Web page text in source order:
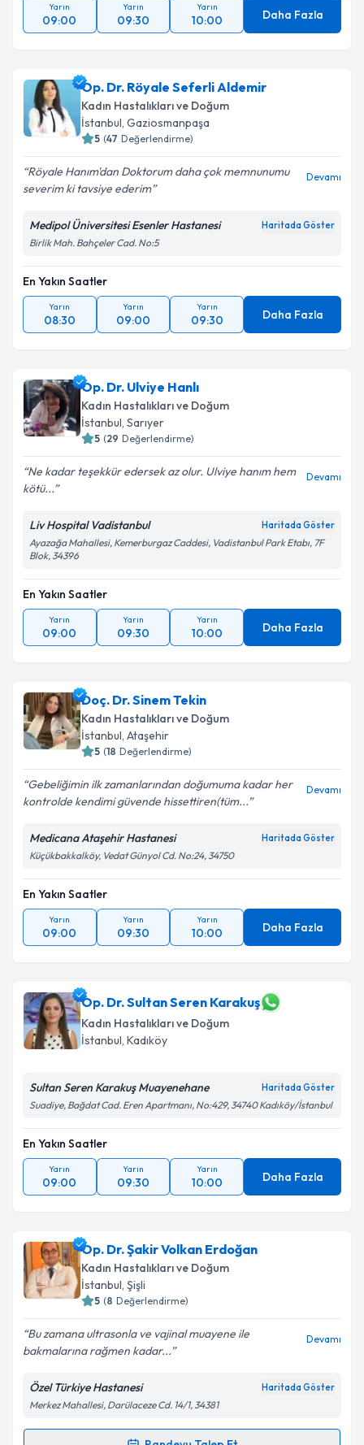
Yarın
09:00
Yarın
09:30
Yarın
10:00 Daha Fazla
Op. Dr. Röyale Seferli Aldemir
Kadın Hastalıkları ve Doğum
İstanbul, Gaziosmanpaşa
5 (47 Değerlendirme)
Röyale Hanım'dan Doktorum daha çok memnunumu
severim ki tavsiye ederim
Devamı
Medipol Üniversitesi Esenler Hastanesi Haritada Göster
Birlik Mah. Bahçeler Cad. No:5
En Yakın Saatler
Yarın
08:30
Yarın
09:00
Yarın
09:30 Daha Fazla
Op. Dr. Ulviye Hanlı
Kadın Hastalıkları ve Doğum
İstanbul, Sarıyer
5 (29 Değerlendirme)
Ne kadar teşekkür edersek az olur. Ulviye hanım hem
kötü...
Devamı
Liv Hospital Vadistanbul Haritada Göster
Ayazağa Mahallesi, Kemerburgaz Caddesi, Vadistanbul Park Etabı, 7F
Blok, 34396
En Yakın Saatler
Yarın
09:00
Yarın
09:30
Yarın
10:00 Daha Fazla
Doç. Dr. Sinem Tekin
Kadın Hastalıkları ve Doğum
İstanbul, Ataşehir
5 (18 Değerlendirme)
Gebeliğimin ilk zamanlarından doğumuma kadar her
kontrolde kendimi güvende hissettiren(tüm...
Devamı
Medicana Ataşehir Hastanesi Haritada Göster
Küçükbakkalköy, Vedat Günyol Cd. No:24, 34750
En Yakın Saatler
Yarın
09:00
Yarın
09:30
Yarın
10:00 Daha Fazla
Op. Dr. Sultan Seren Karakuş
Kadın Hastalıkları ve Doğum
İstanbul, Kadıköy
Sultan Seren Karakuş Muayenehane Haritada Göster
Suadiye, Bağdat Cad. Eren Apartmanı, No:429, 34740 Kadıköy/İstanbul
En Yakın Saatler
Yarın
09:00
Yarın
09:30
Yarın
10:00 Daha Fazla
Op. Dr. Şakir Volkan Erdoğan
Kadın Hastalıkları ve Doğum
İstanbul, Şişli
5 (8 Değerlendirme)
Bu zamana ultrasonla ve vajinal muayene ile
bakmalarına rağmen kadar...
Devamı
Özel Türkiye Hastanesi Haritada Göster
Merkez Mahallesi, Darülaceze Cd. 14/1, 34381